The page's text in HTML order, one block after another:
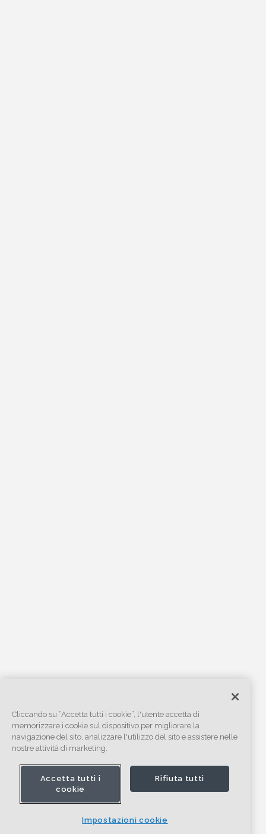
Cliccando su “Accetta tutti i cookie”, l'utente accetta di
memorizzare i cookie sul dispositivo per migliorare la
navigazione del sito, analizzare l'utilizzo del sito e assistere nelle
nostre attività di marketing.
Accetta tutti i
cookie
Rifiuta tutti
Impostazioni cookie